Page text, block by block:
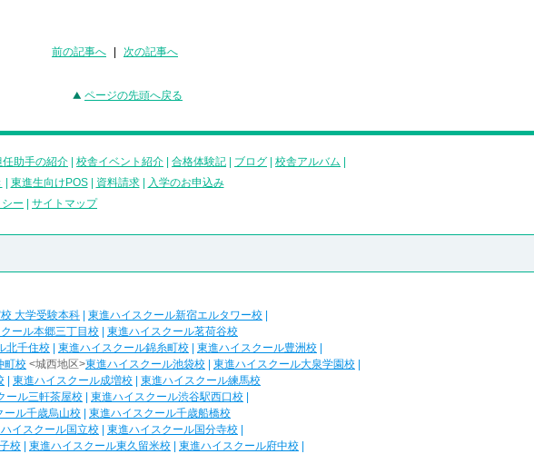
前の記事へ 次の記事へ
ページの先頭へ戻る
任助手の紹介 校舎イベント紹介 合格体験記 ブログ 校舎アルバム
東進生向けPOS| 資料請求|
入学のお申込み
ー サイトマップ
大学受験本科 東進ハイスクール新宿エルタワー校
ール本郷三丁目校
東進ハイスクール茗荷谷校
北千住校 東進ハイスクール錦糸町校 東進ハイスクール豊洲校
町校 <城西地区>東進ハイスクール池袋校 東進ハイスクール大泉学園校
東進ハイスクール成増校
東進ハイスクール練馬校
ール三軒茶屋校 東進ハイスクール渋谷駅西口校
ール千歳烏山校
東進ハイスクール千歳船橋校
イスクール国立校 東進ハイスクール国分寺校
校 東進ハイスクール東久留米校 東進ハイスクール府中校